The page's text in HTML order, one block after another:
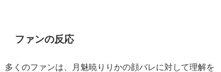
ファンの反応
多くのファンは、月魅暁りりかの顔バレに対して理解を